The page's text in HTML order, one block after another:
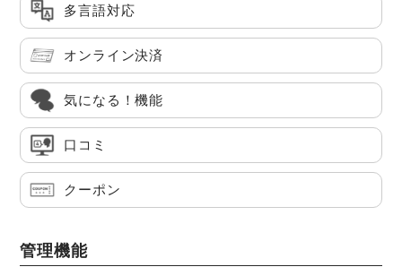
多言語対応
オンライン決済
気になる！機能
口コミ
クーポン
管理機能